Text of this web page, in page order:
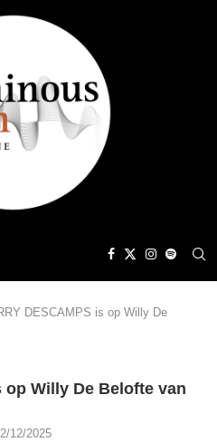
DESCAMPS is op Willy De
op Willy De Belofte van
12/2025